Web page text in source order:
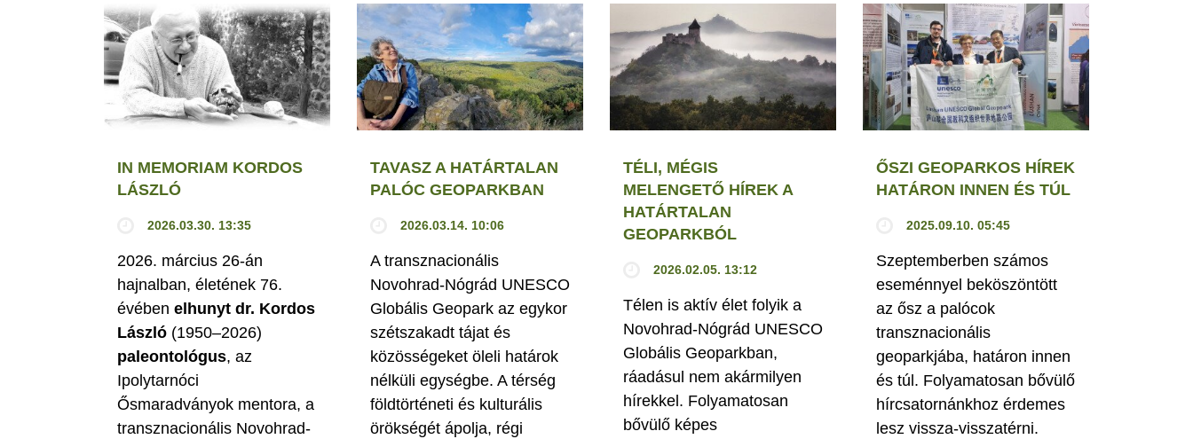
IN MEMORIAM KORDOS
LÁSZLÓ
2026.03.30. 13:35
2026. március 26-án
hajnalban, életének 76.
évében elhunyt dr. Kordos
László (1950–2026)
paleontológus, az
Ipolytarnóci
Ősmaradványok mentora, a
transznacionális Novohrad-
TAVASZ A HATÁRTALAN
PALÓC GEOPARKBAN
2026.03.14. 10:06
A transznacionális
Novohrad-Nógrád UNESCO
Globális Geopark az egykor
szétszakadt tájat és
közösségeket öleli határok
nélküli egységbe. A térség
földtörténeti és kulturális
örökségét ápolja, régi
TÉLI, MÉGIS
MELENGETŐ HÍREK A
HATÁRTALAN
GEOPARKBÓL
2026.02.05. 13:12
Télen is aktív élet folyik a
Novohrad-Nógrád UNESCO
Globális Geoparkban,
ráadásul nem akármilyen
hírekkel. Folyamatosan
bővülő képes
ŐSZI GEOPARKOS HÍREK
HATÁRON INNEN ÉS TÚL
2025.09.10. 05:45
Szeptemberben számos
eseménnyel beköszöntött
az ősz a palócok
transznacionális
geoparkjába, határon innen
és túl. Folyamatosan bővülő
hírcsatornánkhoz érdemes
lesz vissza-visszatérni.